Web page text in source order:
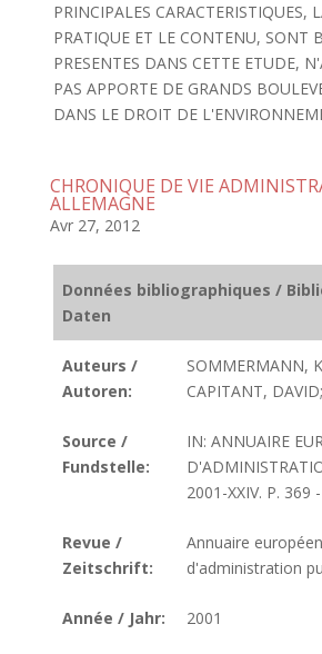
PRINCIPALES CARACTERISTIQUES,
PRATIQUE ET LE CONTENU, SONT
PRESENTES DANS CETTE ETUDE,
PAS APPORTE DE GRANDS
DANS LE DROIT DE
CHRONIQUE DE VIE
ALLEMAGNE
Avr 27, 2012
Données bibliographiques /
Daten
Auteurs /
Autoren:
SOMMERMANN,
CAPITANT, DAVID;
Source /
Fundstelle:
IN: ANNUAIRE
2001-XXIV. P. 369
Revue /
Zeitschrift:
Annuaire européen
d'administration
Année / Jahr: 2001